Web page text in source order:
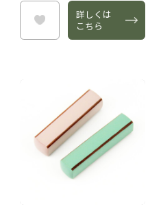
詳しくは
こちら